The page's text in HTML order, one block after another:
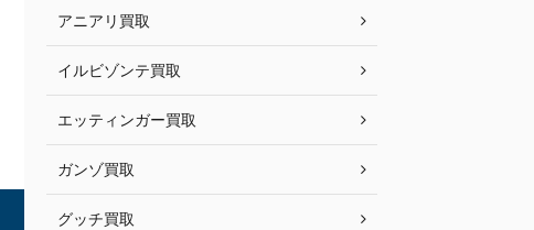
アニアリ買取
イルビゾンテ買取
エッティンガー買取
ガンゾ買取
グッチ買取